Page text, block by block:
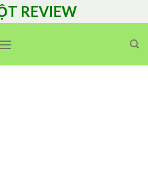
REVIEW